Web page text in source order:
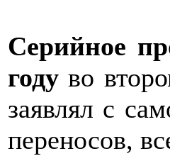
Серийное
году во
заявлял с
переносов,